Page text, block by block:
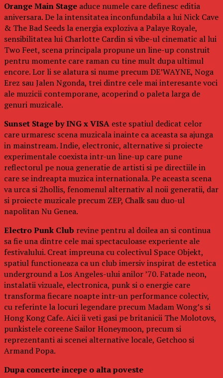
Orange Main Stage aduce numele care definesc editia
aniversara. De la intensitatea inconfundabila a lui Nick Cave
& The Bad Seeds la energia exploziva a Palaye Royale,
sensibilitatea lui Charlotte Cardin si vibe-ul cinematic al lui
Two Feet, scena principala propune un line-up construit
pentru momente care raman cu tine mult dupa ultimul
encore. Lor li se alatura si nume precum DE’WAYNE, Noga
Erez sau Jalen Ngonda, trei dintre cele mai interesante voci
ale muzicii contemporane, acoperind o paleta larga de
genuri muzicale.
Sunset Stage by ING x VISA este spatiul dedicat celor
care urmaresc scena muzicala inainte ca aceasta sa ajunga
in mainstream. Indie, electronic, alternative si proiecte
experimentale coexista intr-un line-up care pune
reflectorul pe noua generatie de artisti si pe directiile in
care se indreapta muzica internationala. Pe aceasta scena
va urca si 2hollis, fenomenul alternativ al noii generatii, dar
si proiecte muzicale precum ZEP, Chalk sau duo-ul
napolitan Nu Genea.
Electro Punk Club revine pentru al doilea an si continua
sa fie una dintre cele mai spectaculoase experiente ale
festivalului. Creat impreuna cu colectivul Space Objekt,
spatiul functioneaza ca un club imersiv inspirat de estetica
underground a Los Angeles-ului anilor ’70. Fatade neon,
instalatii vizuale, electronica, punk si o energie care
transforma fiecare noapte intr-un performance colectiv,
cu referinte la locuri legendare precum Madam Wong’s si
Hong Kong Cafe. Aici ii veti gasi pe britanicii The Molotovs,
punkistele coreene Sailor Honeymoon, precum si
reprezentanti ai scenei alternative locale, Getchoo si
Armand Popa.
Dupa concerte incepe o alta poveste